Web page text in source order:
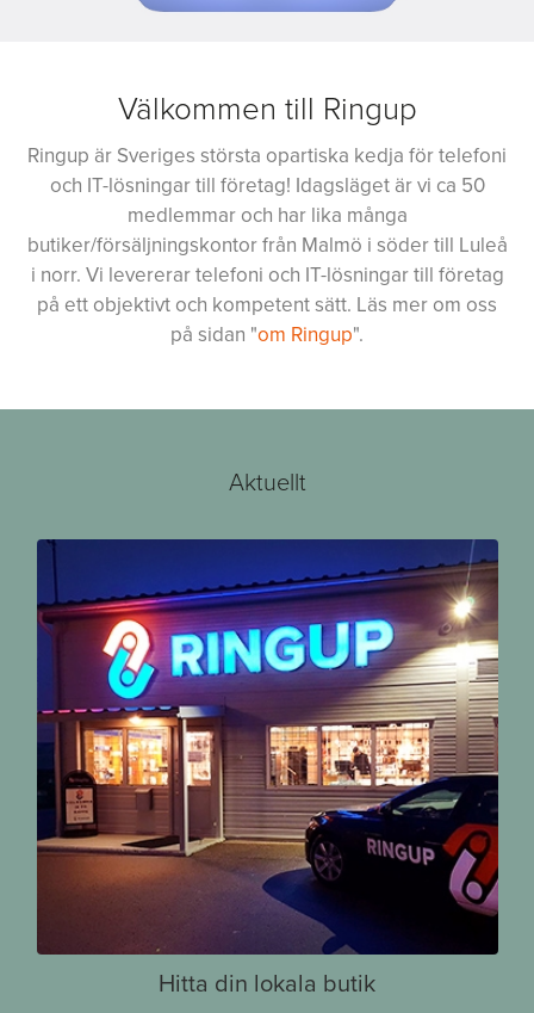
Välkommen till Ringup
Ringup är Sveriges största opartiska kedja för telefoni
och IT-lösningar till företag! Idagsläget är vi ca 50
medlemmar och har lika många
butiker/försäljningskontor från Malmö i söder till Luleå
i norr. Vi levererar telefoni och IT-lösningar till företag
på ett objektivt och kompetent sätt. Läs mer om oss
på sidan "om Ringup".
Aktuellt
Hitta din lokala butik